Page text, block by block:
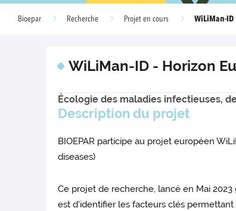
Bioepar Recherche Projet en cours WiLiMan-ID
WiLiMan-ID - Horizon
Écologie des maladies infectieuses,
Description du projet
BIOEPAR participe au projet européen
diseases)
Ce projet de recherche, lancé en Mai
est d'identifier les facteurs clés